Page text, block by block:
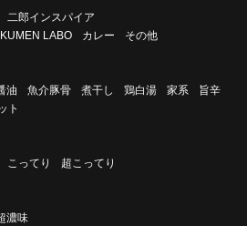
二郎インスパイア
LABO カレー その他
油 魚介豚骨 煮干し 鶏白湯 家系
旨辛
ト
こってり 超こってり
濃味